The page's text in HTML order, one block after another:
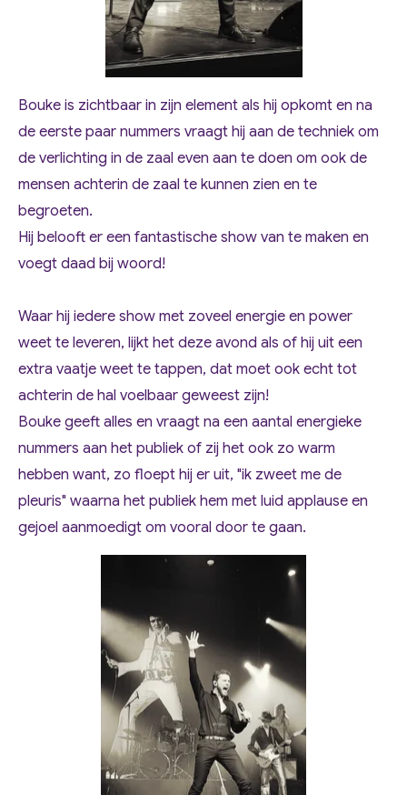
Bouke is zichtbaar in zijn element als hij opkomt en na
de eerste paar nummers vraagt hij aan de techniek om
de verlichting in de zaal even aan te doen om ook de
mensen achterin de zaal te kunnen zien en te
begroeten.
Hij belooft er een fantastische show van te maken en
voegt daad bij woord!
Waar hij iedere show met zoveel energie en power
weet te leveren, lijkt het deze avond als of hij uit een
extra vaatje weet te tappen, dat moet ook echt tot
achterin de hal voelbaar geweest zijn!
Bouke geeft alles en vraagt na een aantal energieke
nummers aan het publiek of zij het ook zo warm
hebben want, zo floept hij er uit, "ik zweet me de
pleuris" waarna het publiek hem met luid applause en
gejoel aanmoedigt om vooral door te gaan.